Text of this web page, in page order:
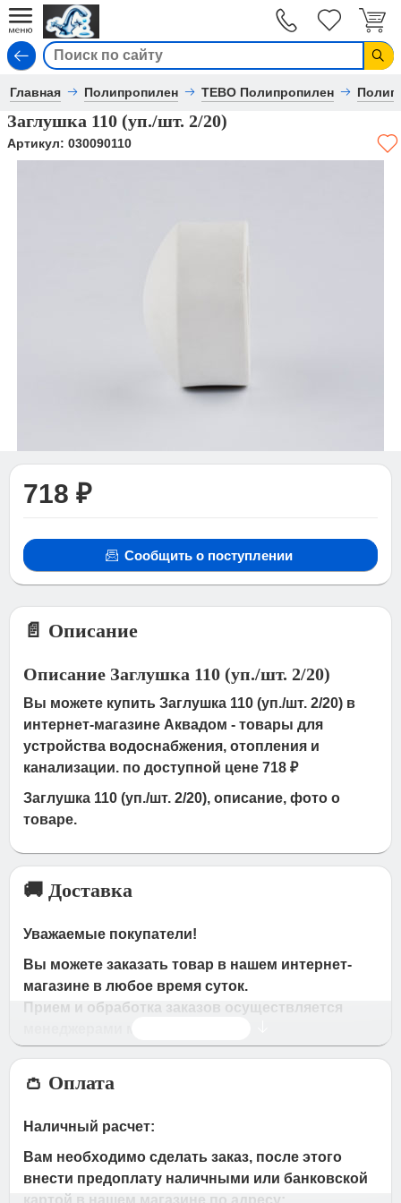
Главная Полипропилен TEBO Полипропилен
Заглушка 110 (уп./шт. 2/20)
Артикул: 030090110
718 ₽
Сообщить о поступлении
📄 Описание
Описание Заглушка 110 (уп./шт. 2/20)
Вы можете купить Заглушка 110 (уп./шт. 2/20) в
интернет-магазине Аквадом - товары для
устройства водоснабжения, отопления и
канализации. по доступной цене 718 ₽
Заглушка 110 (уп./шт. 2/20), описание, фото о
товаре.
🚚 Доставка
Уважаемые покупатели!
Вы можете заказать товар в нашем интернет-
магазине в любое время суток.
Прием и обработка заказов осуществляется
Время работы магазина:
с 09:00 дo 19:00
часа с Вами свяжется наш менеджер для
подтверждения и уточнения заказа.
👛 Оплата
Наличный расчет:
Вам необходимо сделать заказ, после этого
внести предоплату наличными или банковской
картой в нашем магазине по адресу: